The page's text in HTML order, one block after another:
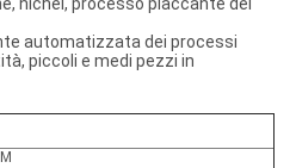
nichel, processo placcante del
automatizzata dei processi
piccoli e medi pezzi in